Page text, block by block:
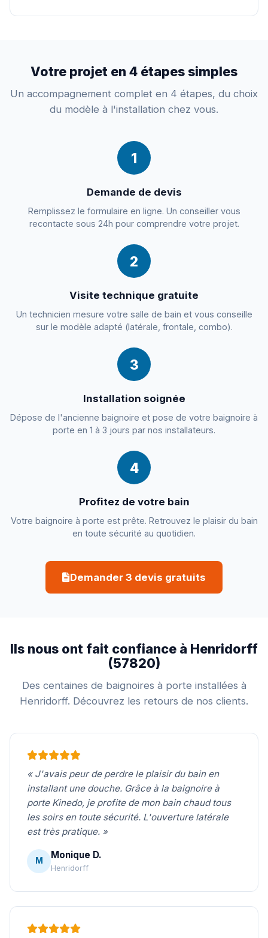
Votre projet en 4 étapes simples
Un accompagnement complet en 4 étapes, du choix
du modèle à l'installation chez vous.
1
Demande de devis
Remplissez le formulaire en ligne. Un conseiller vous
recontacte sous 24h pour comprendre votre projet.
2
Visite technique gratuite
Un technicien mesure votre salle de bain et vous conseille
sur le modèle adapté (latérale, frontale, combo).
3
Installation soignée
Dépose de l'ancienne baignoire et pose de votre baignoire à
porte en 1 à 3 jours par nos installateurs.
4
Profitez de votre bain
Votre baignoire à porte est prête. Retrouvez le plaisir du bain
en toute sécurité au quotidien.
Demander 3 devis gratuits
Ils nous ont fait confiance à Henridorff
(57820)
Des centaines de baignoires à porte installées à
Henridorff. Découvrez les retours de nos clients.
« J'avais peur de perdre le plaisir du bain en
installant une douche. Grâce à la baignoire à
porte Kinedo, je profite de mon bain chaud tous
les soirs en toute sécurité. L'ouverture latérale
est très pratique. »
M Monique D.
Henridorff